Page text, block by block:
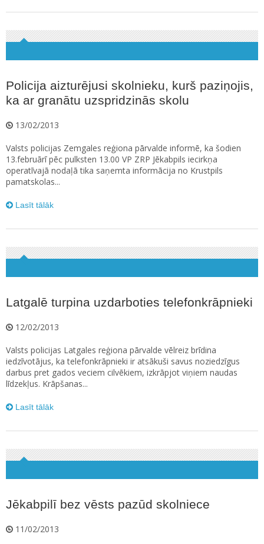
Policija aizturējusi skolnieku, kurš paziņojis,
ka ar granātu uzspridzinās skolu
13/02/2013
Valsts policijas Zemgales reģiona pārvalde informē, ka šodien
13.februārī pēc pulksten 13.00 VP ZRP Jēkabpils iecirkņa
operatīvajā nodaļā tika saņemta informācija no Krustpils
pamatskolas...
Lasīt tālāk
Latgalē turpina uzdarboties telefonkrāpnieki
12/02/2013
Valsts policijas Latgales reģiona pārvalde vēlreiz brīdina
iedzīvotājus, ka telefonkrāpnieki ir atsākuši savus noziedzīgus
darbus pret gados veciem cilvēkiem, izkrāpjot viņiem naudas
līdzekļus. Krāpšanas...
Lasīt tālāk
Jēkabpilī bez vēsts pazūd skolniece
11/02/2013